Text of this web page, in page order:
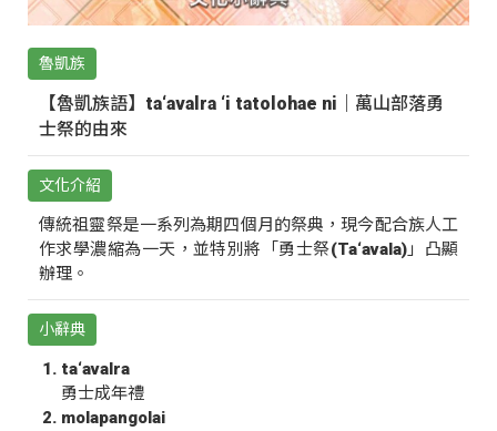
魯凱族
【魯凱族語】ta‘avalra ‘i tatolohae ni｜萬山部落勇
士祭的由來
文化介紹
傳統祖靈祭是一系列為期四個月的祭典，現今配合族人工
作求學濃縮為一天，並特別將「勇士祭(Ta‘avala)」凸顯
辦理。
小辭典
ta‘avalra
勇士成年禮
molapangolai